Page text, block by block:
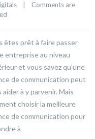
Comments are
êtes prêt à faire passer
entreprise au niveau
et vous savez qu’une
de communication peut
aider à y parvenir. Mais
choisir la meilleure
de communication pour
à